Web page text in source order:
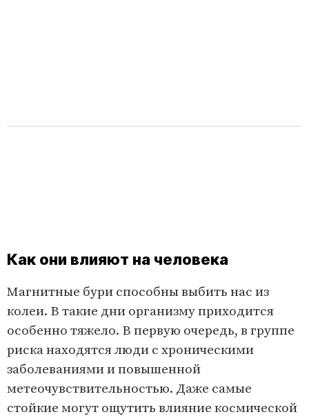
Как они влияют на человека
Магнитные бури способны выбить нас из
колеи. В такие дни организму приходится
особенно тяжело. В первую очередь, в группе
риска находятся люди с хроническими
заболеваниями и повышенной
метеочувствительностью. Даже самые
стойкие могут ощутить влияние космической